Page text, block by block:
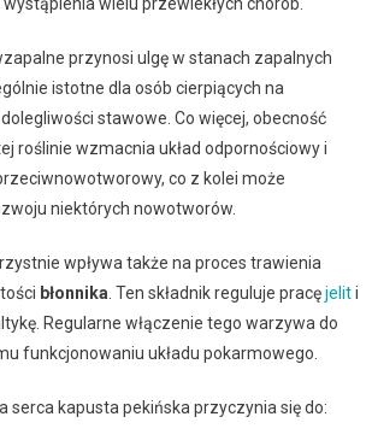
przynosi ulgę w stanach zapalnych
istotne dla osób cierpiących na
stawowe. Co więcej, obecność
roślinie wzmacnia układ odpornościowy i
co z kolei może
niektórych nowotworów.
wpływa także na proces trawienia
błonnika . Ten składnik reguluje pracęjeliti
Regularne włączenie tego warzywa do
funkcjonowaniu układu pokarmowego.
serca kapusta pekińska przyczynia się do: